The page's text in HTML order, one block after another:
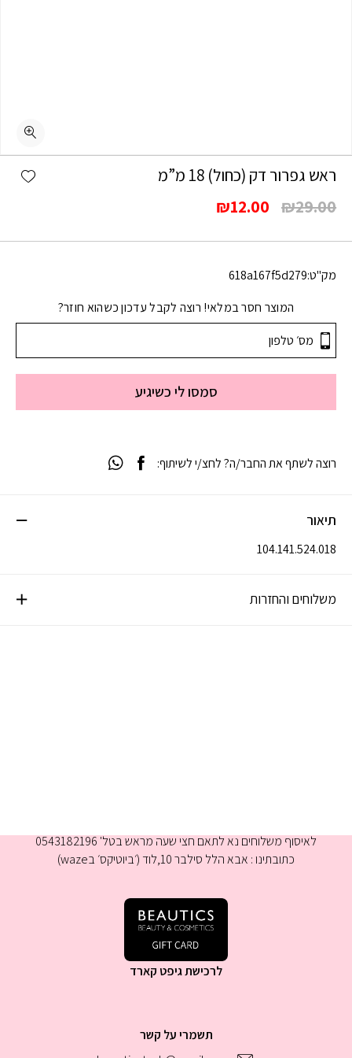
ראש גפרור דק (כחול) 18 מ”מ
₪29.00
המחיר
היה:
₪29.00.
₪12.00
המחיר
הוא:
מק"ט:618a167f5d279
המוצר חסר במלאי! רוצה לקבל עדכון כשהוא חוזר?
סמסו לי כשיגיע
תיאור
104.141.524.018
משלוחים והחזרות
רוצה לשתף את החבר/ה? לחצ/י לשיתוף:
תשמרי על קשר
לאיסוף משלוחים נא לתאם חצי שעה מראש בטל' 0543182196
כתובתינו : אבא הלל סילבר 10,לוד (׳ביוטיקס׳ בwaze)
לרכישת גיפט קארד